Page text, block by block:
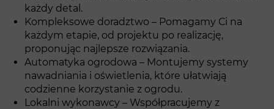
każdy detal.
Kompleksowe doradztwo – Pomagamy Ci na
każdym etapie, od projektu po realizację,
proponując najlepsze rozwiązania.
Automatyka ogrodowa – Montujemy systemy
nawadniania i oświetlenia, które ułatwiają
codzienne korzystanie z ogrodu.
Lokalni wykonawcy – Współpracujemy z